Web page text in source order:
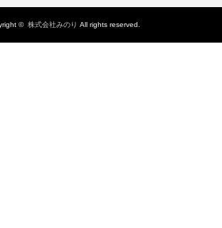
© 株式会社みのり All rights reserved.